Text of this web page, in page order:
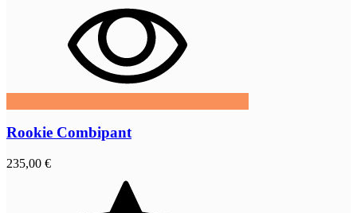
Rookie Combipant
235,00 €